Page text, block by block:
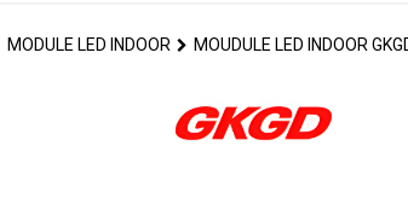
MODULE LED INDOOR MOUDULE LED INDOOR